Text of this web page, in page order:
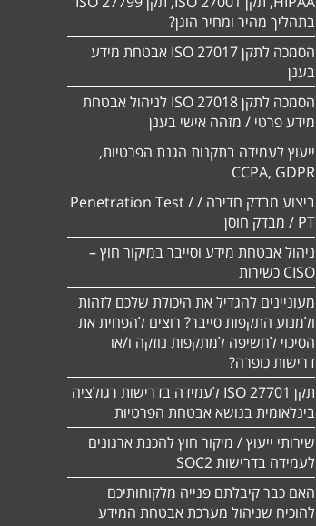
בתהליך מהיר ומחיר הוגן?
הסמכה לתקן 27017 ISO אבטחת מידע
בענן
הסמכה לתקן ISO 27018 לניהול אבטחת
מידע פרטי / מזהה אישי בענן
ייעוץ לעמידה בתקנות הגנת הפרטיות,
CCPA, GDPR
ביצוע מבדק חדירה / Penetration Test /
PT / מבדק חוסן
ניהול אבטחת מידע וסייבר במיקור חוץ –
CISO כשירות
מעוניינים להגדיל את היכולת שלכם לזהות
ולמנוע התקפות סייבר? רוצים להפחית את
הסיכוי לחשיפה למתקפות נוזקה ו/או
דרישות כופרה?
תקן 27701 ISO לעמידה בדרישות רגולציה
בינלאומית בנושא אבטחת הפרטיות
שירותי ייעוץ / מיקור חוץ להכנת ארגונים
לעמידה בדרישות SOC2
האם כבר קיבלתם פנייה מלקוחותיכם
להוכיח שניהול מערכת אבטחת המידע